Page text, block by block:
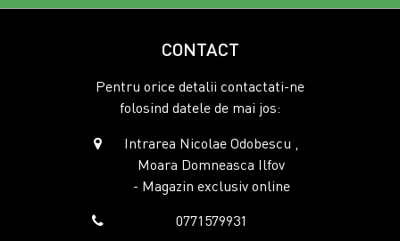
CONTACT
Pentru orice detalii contactati-ne
folosind datele de mai jos:
Intrarea Nicolae Odobescu ,
Moara Domneasca Ilfov
- Magazin exclusiv online
0771579931